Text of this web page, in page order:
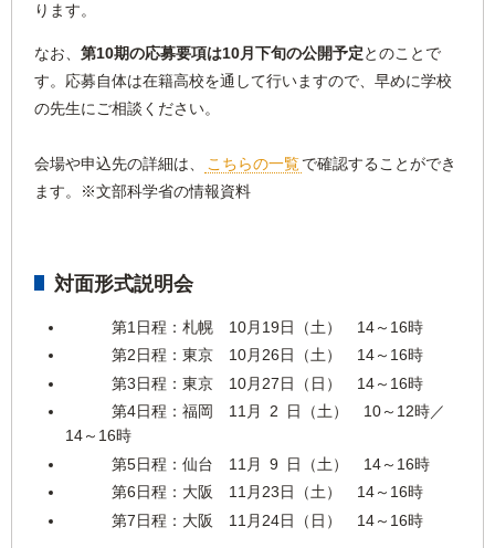
ります。
なお、 第10期の応募要項は10月下旬の公開予定 とのことで
す。応募自体は在籍高校を通して行いますので、早めに学校
の先生にご相談ください。
会場や申込先の詳細は、 こちらの一覧 で確認することができ
ます。※文部科学省の情報資料
対面形式説明会
第1日程：札幌 10月19日（土） 14～16時
第2日程：東京 10月26日（土） 14～16時
第3日程：東京 10月27日（日） 14～16時
第4日程：福岡 11月 2 日（土） 10～12時／
14～16時
第5日程：仙台 11月 9 日（土） 14～16時
第6日程：大阪 11月23日（土） 14～16時
第7日程：大阪 11月24日（日） 14～16時